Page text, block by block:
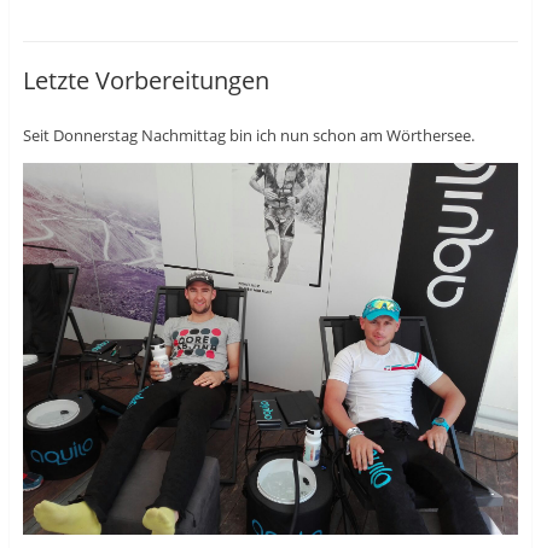
Letzte Vorbereitungen
Seit Donnerstag Nachmittag bin ich nun schon am Wörthersee.